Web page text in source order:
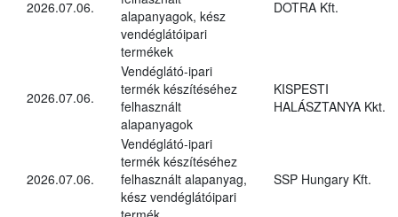
2026.07.06.
alapanyagok, kész
vendéglátóipari
termékek
DOTRA Kft.
2026.07.06.
Vendéglátó-ipari
termék készítéséhez
felhasznált
alapanyagok
KISPESTI
HALÁSZTANYA Kkt.
2026.07.06.
Vendéglátó-ipari
termék készítéséhez
felhasznált alapanyag,
kész vendéglátóipari
SSP Hungary Kft.